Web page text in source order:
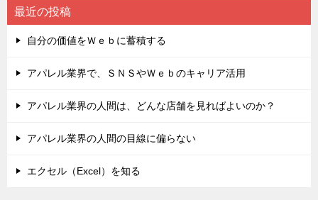
最近の投稿
自分の価値をＷｅｂに蓄積する
アパレル業界で、ＳＮＳやＷｅｂのキャリア活用
アパレル業界の人間は、どんな店舗を見ればよいのか？
アパレル業界の人間の目線に偏らない
エクセル（Excel）を知る